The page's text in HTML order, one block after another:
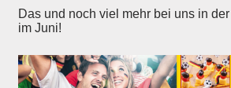
Das und noch viel mehr bei uns in
im Juni!